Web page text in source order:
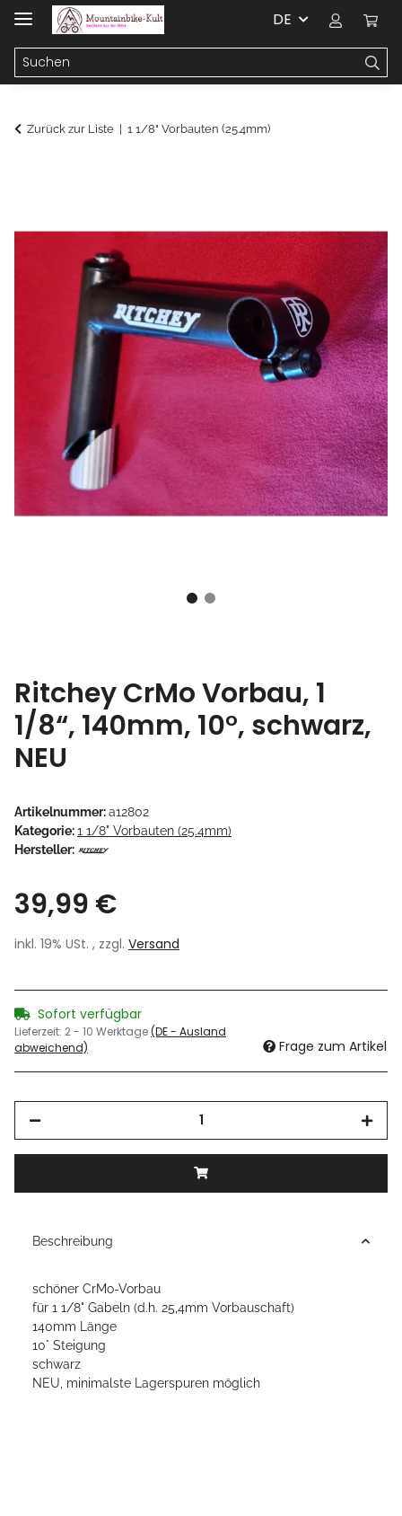
DE
Zurück zur Liste 1 1/8" Vorbauten (25.4mm)
Ritchey CrMo Vorbau, 1
1/8“, 140mm, 10°, schwarz,
NEU
Artikelnummer:a12802
Kategorie:1 1/8" Vorbauten (25.4mm)
Hersteller:
39,99 €
inkl. 19% USt. , zzgl. Versand
Sofort verfügbar
Lieferzeit: 2 - 10 Werktage(DE - Ausland
abweichend)
Frage zum Artikel
Beschreibung
schöner CrMo-Vorbau
für 1 1/8" Gabeln (d.h. 25,4mm Vorbauschaft)
140mm Länge
10° Steigung
schwarz
NEU, minimalste Lagerspuren möglich